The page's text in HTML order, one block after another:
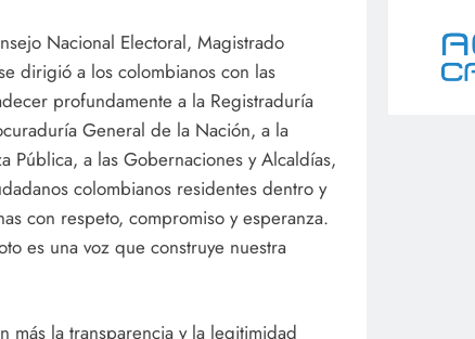
Nacional Electoral, Magistrado
dirigió a los colombianos con las
profundamente a la Registraduría
General de la Nación, a la
Pública, a las Gobernaciones y Alcaldías,
colombianos residentes dentro y
con respeto, compromiso y esperanza.
es una voz que construye nuestra
la transparencia y la legitimidad